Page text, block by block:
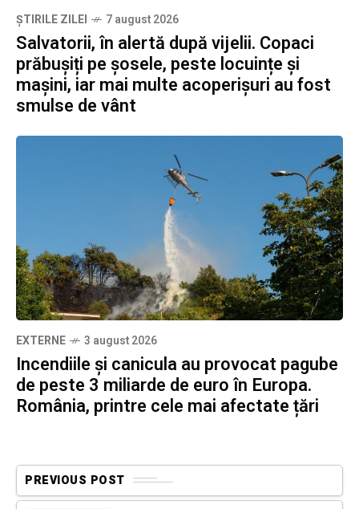
ȘTIRILE ZILEI 7 august 2026
Salvatorii, în alertă după vijelii. Copaci
prăbușiți pe șosele, peste locuințe și
mașini, iar mai multe acoperișuri au fost
smulse de vânt
EXTERNE 3 august 2026
Incendiile și canicula au provocat pagube
de peste 3 miliarde de euro în Europa.
România, printre cele mai afectate țări
PREVIOUS POST